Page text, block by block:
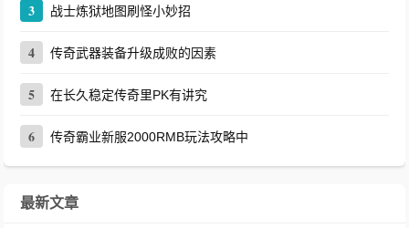
3 战士炼狱地图刷怪小妙招
4 传奇武器装备升级成败的因素
5 在长久稳定传奇里PK有讲究
6 传奇霸业新服2000RMB玩法攻略中
最新文章